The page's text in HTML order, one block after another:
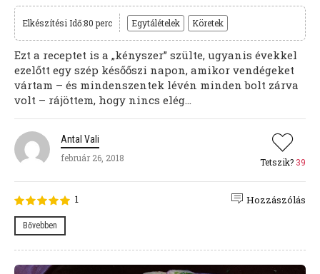
Elkészítési Idő:80 perc Egytálételek Köretek
Ezt a receptet is a „kényszer” szülte, ugyanis évekkel
ezelőtt egy szép későőszi napon, amikor vendégeket
vártam – és mindenszentek lévén minden bolt zárva
volt – rájöttem, hogy nincs elég...
Antal Vali
február 26, 2018
Tetszik? 39
1
Bővebben
Hozzászólás